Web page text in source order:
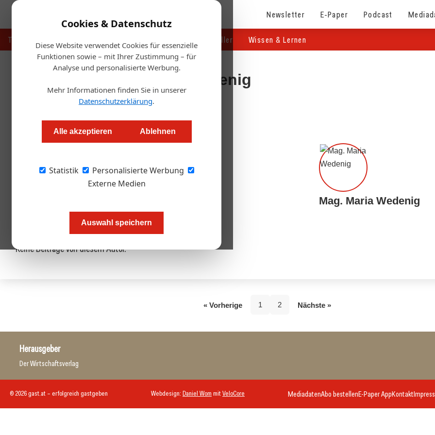
Cookies & Datenschutz
Diese Website verwendet Cookies für essenzielle
Funktionen sowie – mit Ihrer Zustimmung – für
Analyse und personalisierte Werbung.
Mehr Informationen finden Sie in unserer
Datenschutzerklärung.
Alle akzeptieren Ablehnen
Statistik
Personalisierte Werbung
Externe Medien
Auswahl speichern
Newsletter E-Paper Podcast
Touristik Handel & Hersteller Wissen & Lernen
Artikel von Mag. Maria Wedenig
Mag. Maria Wedenig
Keine Beiträge von diesem Autor.
« Vorherige 1 2 Nächste »
Herausgeber
Der Wirtschaftsverlag
© 2026 gast.at – erfolgreich gastgeben Webdesign: Daniel Wom mitVeloCore MediadatenAbo bestellenE-Paper AppKontakt